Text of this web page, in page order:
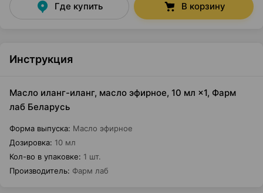
Где купить В корзину
Инструкция
Масло иланг-иланг, масло эфирное, 10 мл ×1, Фарм
лаб Беларусь
Форма выпуска: Масло эфирное
Дозировка: 10 мл
Кол-во в упаковке: 1 шт.
Производитель: Фарм лаб